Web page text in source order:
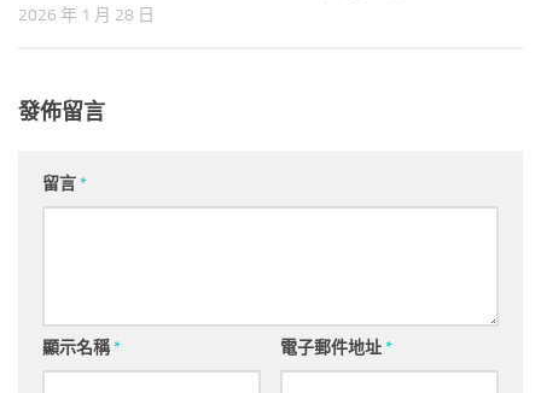
2026 年 1 月 28 日
發佈留言
留言*
顯示名稱* 電子郵件地址*